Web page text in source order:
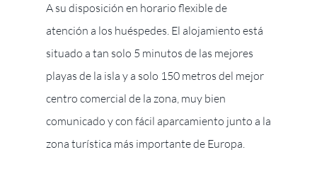
A su disposición en horario flexible de
atención a los huéspedes. El alojamiento está
situado a tan solo 5 minutos de las mejores
playas de la isla y a solo 150 metros del mejor
centro comercial de la zona, muy bien
comunicado y con fácil aparcamiento junto a la
zona turística más importante de Europa.